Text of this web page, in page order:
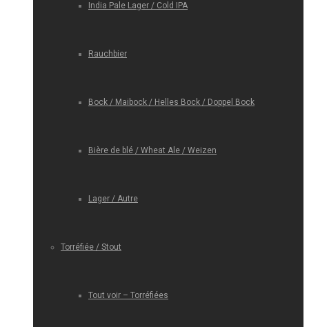
India Pale Lager / Cold IPA
Rauchbier
Bock / Maibock / Helles Bock / Doppel Bock
Bière de blé / Wheat Ale / Weizen
Lager / Autre
Torréfiée / Stout
Tout voir – Torréfiées